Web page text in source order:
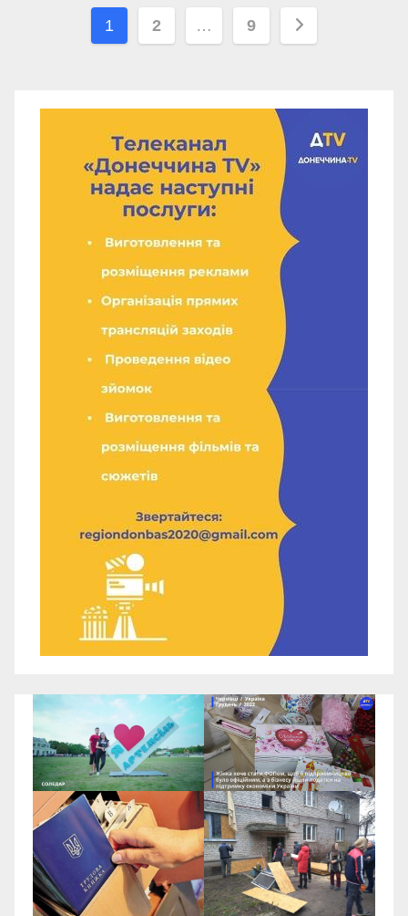
Навігація
1 2 … 9